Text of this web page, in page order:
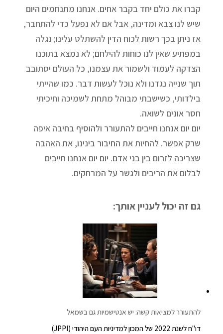
קברו את כולם יחד בקבר אחים. אנחנו מתנחמים היום
שיש לנו צבא ומדינה, אבל אם לא נפעל כדי להתחבר,
אז ניתן בכך רשות לכוח הדין להשתלט עלינו; נגלה
במפתיע שאין לנו כוחות להילחם; לא נמצא בתוכנו
הצדקה לעמוד ולשמור את עצמנו, כל העולם יסתובב
תוך שנייה נגדנו ולא נוכל לעשות דבר. כמו שהייתי
בילדותי, כשישבתי מבוהל מתחת לשמיכה וחיכיתי
חסר אונים לשואה.
יום יום אנחנו חייבים להתעורר ולהוסיף בחיבה איפה
שרק אפשר. להחיות את החיבור בינינו, את האהבה
שצריכה לזרום בין בני אדם. יום יום אנחנו חייבים
לבלום את הריבים ולגשר על המרחקים.
גם זה יכול לעניין אותך:
להתעורר למציאות קשה: יש אנטישמיות גם בשמאל
דו"ח לשנת 2022 של המכון למדיניות העם היהודי (JPPI)